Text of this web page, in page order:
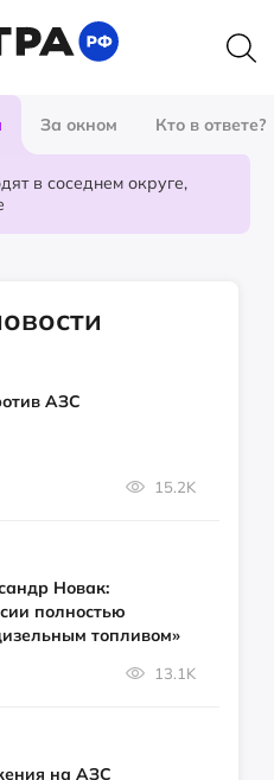
За окном Кто в ответе?
в соседнем округе,
АЗС
15.2K
Новак:
полностью
топливом»
13.1K
на АЗС